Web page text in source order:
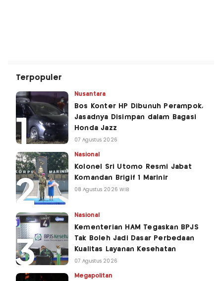
Terpopuler
Nusantara
Bos Konter HP Dibunuh Perampok,
Jasadnya Disimpan dalam Bagasi
Honda Jazz
07 Agustus 2026
Nasional
Kolonel Sri Utomo Resmi Jabat
Komandan Brigif 1 Marinir
08 Agustus 2026 WIB
Nasional
Kementerian HAM Tegaskan BPJS
Tak Boleh Jadi Dasar Perbedaan
Kualitas Layanan Kesehatan
07 Agustus 2026
Megapolitan